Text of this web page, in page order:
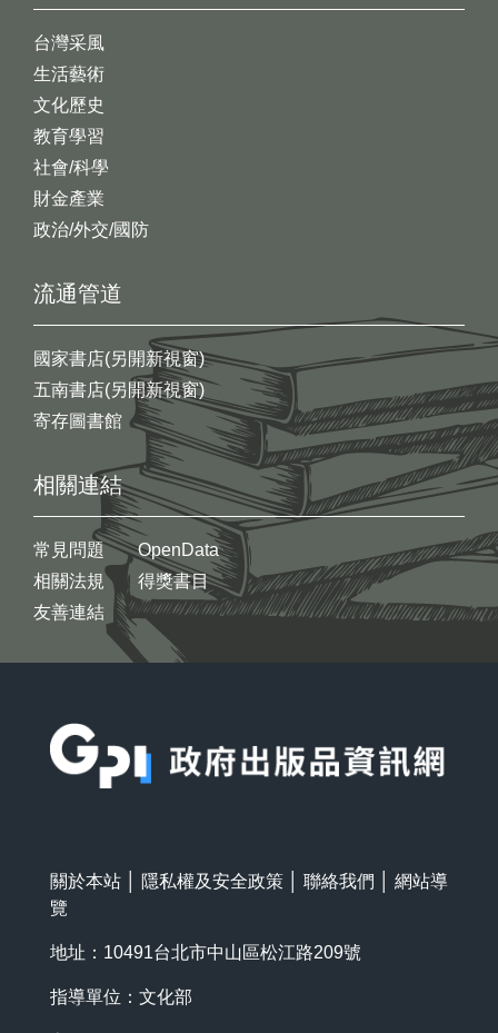
台灣采風
生活藝術
文化歷史
教育學習
社會/科學
財金產業
政治/外交/國防
流通管道
國家書店(另開新視窗)
五南書店(另開新視窗)
寄存圖書館
相關連結
常見問題
相關法規
友善連結
OpenData
得獎書目
關於本站 隱私權及安全政策 聯絡我們
網站導
覽
地址：10491台北市中山區松江路209號
指導單位：文化部